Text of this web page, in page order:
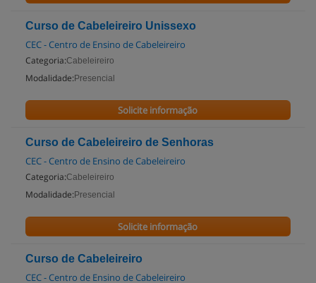
Curso de Cabeleireiro Unissexo
CEC - Centro de Ensino de Cabeleireiro
Categoria:Cabeleireiro
Modalidade: Presencial
Solicite informação
Curso de Cabeleireiro de Senhoras
CEC - Centro de Ensino de Cabeleireiro
Categoria:Cabeleireiro
Modalidade: Presencial
Solicite informação
Curso de Cabeleireiro
CEC - Centro de Ensino de Cabeleireiro